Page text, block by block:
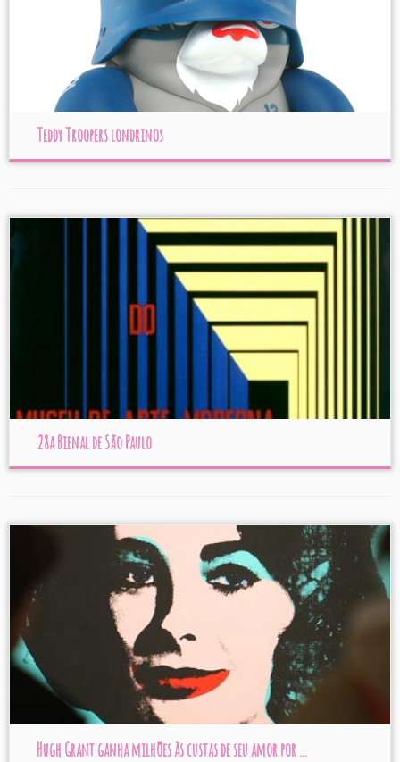
Teddy Troopers londrinos
28a Bienal de São Paulo
Hugh Grant ganha milhões às custas de seu amor por ...